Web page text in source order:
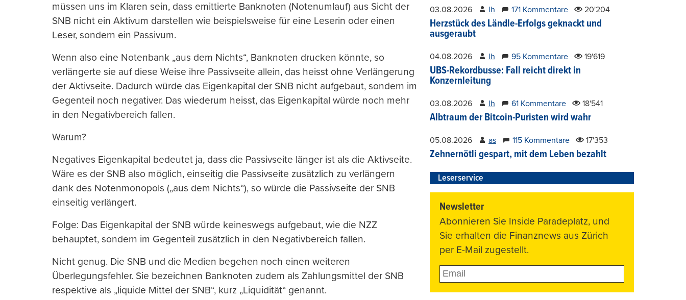
müssen uns im Klaren sein, dass emittierte Banknoten (Notenumlauf) aus Sicht der
SNB nicht ein Aktivum darstellen wie beispielsweise für eine Leserin oder einen
Leser, sondern ein Passivum.
Wenn also eine Notenbank „aus dem Nichts“, Banknoten drucken könnte, so
verlängerte sie auf diese Weise ihre Passivseite allein, das heisst ohne Verlängerung
der Aktivseite. Dadurch würde das Eigenkapital der SNB nicht aufgebaut, sondern im
Gegenteil noch negativer. Das wiederum heisst, das Eigenkapital würde noch mehr
in den Negativbereich fallen.
Warum?
Negatives Eigenkapital bedeutet ja, dass die Passivseite länger ist als die Aktivseite.
Wäre es der SNB also möglich, einseitig die Passivseite zusätzlich zu verlängern
dank des Notenmonopols („aus dem Nichts“), so würde die Passivseite der SNB
einseitig verlängert.
Folge: Das Eigenkapital der SNB würde keineswegs aufgebaut, wie die NZZ
behauptet, sondern im Gegenteil zusätzlich in den Negativbereich fallen.
Nicht genug. Die SNB und die Medien begehen noch einen weiteren
Überlegungsfehler. Sie bezeichnen Banknoten zudem als Zahlungsmittel der SNB
respektive als „liquide Mittel der SNB“, kurz „Liquidität“ genannt.
03.08.2026 lh 171 Kommentare 20'204
Herzstück des Ländle-Erfolgs geknackt und
ausgeraubt
04.08.2026 lh 95 Kommentare 19'619
UBS-Rekordbusse: Fall reicht direkt in
Konzernleitung
03.08.2026 lh 61 Kommentare 18'541
Albtraum der Bitcoin-Puristen wird wahr
05.08.2026 as 115 Kommentare 17'353
Zehnernötli gespart, mit dem Leben bezahlt
Leserservice
Newsletter
Abonnieren Sie Inside Paradeplatz, und
Sie erhalten die Finanznews aus Zürich
per E-Mail zugestellt.